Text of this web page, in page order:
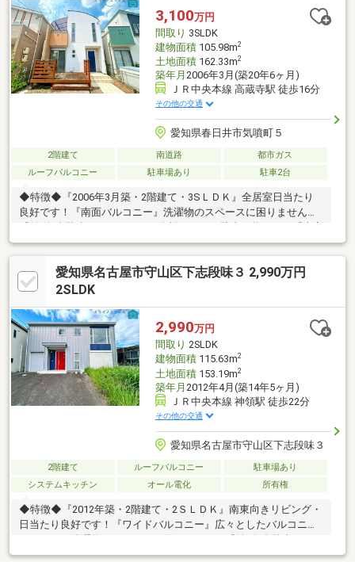
しており、住環境良好な立地です。▽周辺施設ファミリーマート
「春日井松本町」店まで徒歩約4分「さくら保育園」まで徒歩約
10分
3,100万円
間取り 3SLDK
建物面積105.98m2
土地面積162.33m2
築年月 2006年3月(築20年6ヶ月)
ＪＲ中央本線 高蔵寺駅 徒歩16分
その他の交通
愛知県春日井市気噴町５
2階建て 南道路
都市ガス
ルーフバルコニー
駐車場あり 駐車2台
◆特徴◆『2006年3月築・2階建て・3SＬＤＫ』全居室日当たり
良好です！『南面バルコニー』洗濯物のスペースに困りません！
量収納』クローゼット、ウォークインクローゼット、納戸、小屋
裏もあるため収納スペースには困りません！◆設備仕様◆『リフ
ォーム完成予定』2026年8月■水回り：洗面台新品、トイレ新品■
内装：クロス張替え、網戸張替え、室内クリーニング、白蟻点検
引き渡し可能です！ご相談ください！
愛知県名古屋市守山区下志段味３ 2,990万円
2SLDK
2,990万円
間取り 2SLDK
建物面積115.63m2
土地面積153.19m2
築年月 2012年4月(築14年5ヶ月)
ＪＲ中央本線 神領駅 徒歩22分
その他の交通
愛知県名古屋市守山区下志段味３
2階建て ルーフバルコニー
駐車場あり
システムキッチン
オール電化 所有権
◆特徴◆『2012年築・2階建て・2ＳＬＤＫ』南東向きリビング・
日当たり良好です！『ワイドバルコニー』広々としたバルコニー
ースに余裕をもって駐車可能です！『大容量収納』ウォークイン